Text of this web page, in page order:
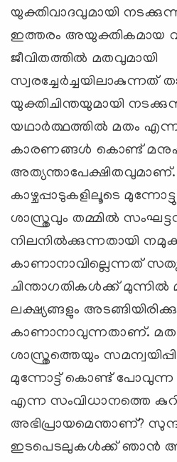
യുക്തിവാദവുമായി
ഇത്തരം അയുക്തികമായ
ജീവിതത്തില്‍ മതവുമായി
യുക്തിചിന്തയുമായി
യഥാര്‍ത്ഥത്തില്‍ മതം എന്ന
കാരണങ്ങള്‍ കൊണ്ട്
അത്യന്താപേക്ഷിതവുമാണ്.
കാഴ്ചപ്പാടുകളിലൂടെ
ശാസ്ത്രവും തമ്മില്‍
നിലനില്‍ക്കുന്നതായി
കാണാനാവില്ലെന്നത്
ചിന്താഗതികള്‍ക്ക് മുന്നില്‍
ലക്ഷ്യങ്ങളും
കാണാനാവുന്നതാണ്.
ശാസ്ത്രത്തെയും
മുന്നോട്ട് കൊണ്ട്
എന്ന സംവിധാനത്തെ
അഭിപ്രായമെന്താണ്?
ഇടപെടലുകള്‍ക്ക് ഞാന്‍